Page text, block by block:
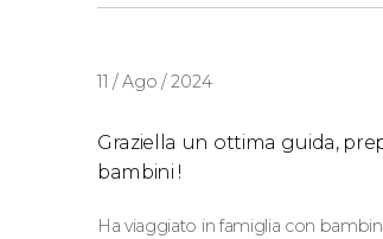
11 / Ago / 2024
Graziella un ottima guida,
bambini !
Ha viaggiato in famiglia con